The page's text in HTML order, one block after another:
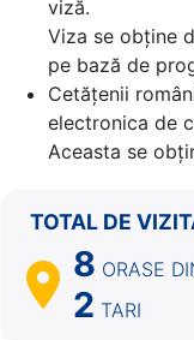
viză.
Viza se obține
pe bază de
Cetăţenii
electronica de
Aceasta se
TOTAL DE
8 ORASE
2 TARI